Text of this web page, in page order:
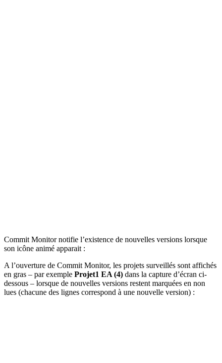
Commit Monitor notifie l’existence de nouvelles versions lorsque
son icône animé apparait :
A l’ouverture de Commit Monitor, les projets surveillés sont affichés
en gras – par exemple Projet1 EA (4) dans la capture d’écran ci-
dessous – lorsque de nouvelles versions restent marquées en non
lues (chacune des lignes correspond à une nouvelle version) :